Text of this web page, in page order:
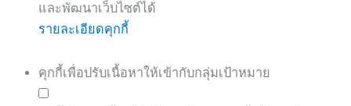
และพัฒนาเว็บไซต์ได้
รายละเอียดคุกกี้
คุกกี้เพื่อปรับเนื้อหาให้เข้ากับกลุ่มเป้าหมาย